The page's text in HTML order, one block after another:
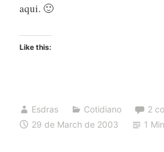
aqui. 🙂
Like this:
Esdras Cotidiano
2
29 de March de 2003
1